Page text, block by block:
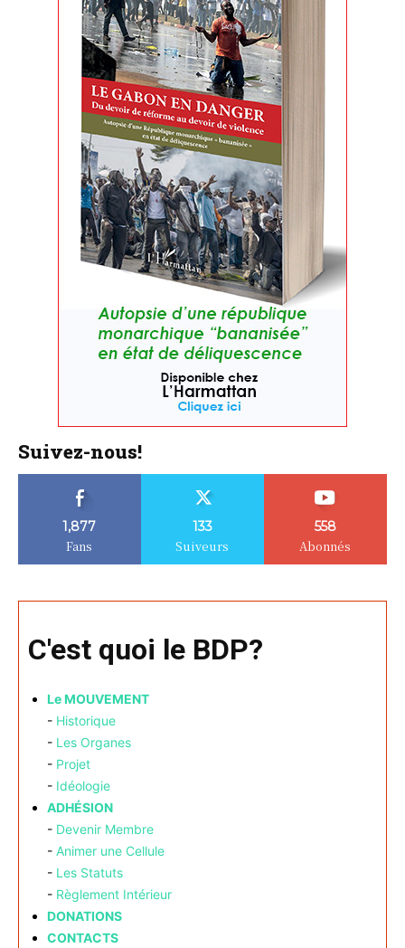
Suivez-nous!
1,877
Fans
133
Suiveurs
558
Abonnés
C'est quoi le BDP?
Le MOUVEMENT
- Historique
- Les Organes
- Projet
- Idéologie
ADHÉSION
- Devenir Membre
- Animer une Cellule
- Les Statuts
- Règlement Intérieur
DONATIONS
CONTACTS